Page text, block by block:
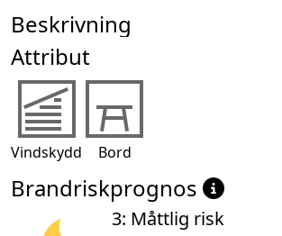
Beskrivning
Attribut
Vindskydd Bord
Brandriskprognos
3: Måttlig risk